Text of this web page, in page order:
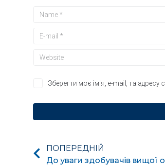
Зберегти моє ім'я, e-mail, та адресу
ПОПЕРЕДНІЙ